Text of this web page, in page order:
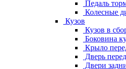
Педаль
Колесные
Кузов
Кузов в
Боковина
Крыло
Дверь
Двери